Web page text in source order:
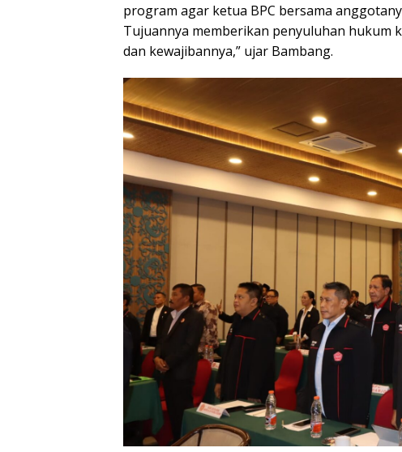
program agar ketua BPC bersama
Tujuannya memberikan penyuluhan hukum
dan kewajibannya,” ujar Bambang.